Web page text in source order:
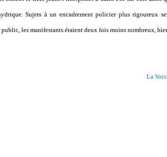
Sujets à un encadrement policier plus rigoureux
public, les manifestants étaient deux fois moins nombreux,
La